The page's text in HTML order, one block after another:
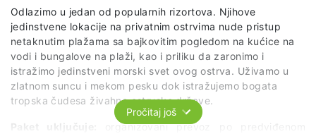
Odlazimo u jedan od popularnih rizortova. Njihove
jedinstvene lokacije na privatnim ostrvima nude pristup
netaknutim plažama sa bajkovitim pogledom na kućice na
vodi i bungalove na plaži, kao i priliku da zaronimo i
istražimo jedinstveni morski svet ovog ostrva. Uživamo u
zlatnom suncu i mekom pesku dok istražujemo bogata
tropska čudesa živahne ostrvske države.
Paket uključuje:
organizovani prevoz po predviđenom
Pročitaj još